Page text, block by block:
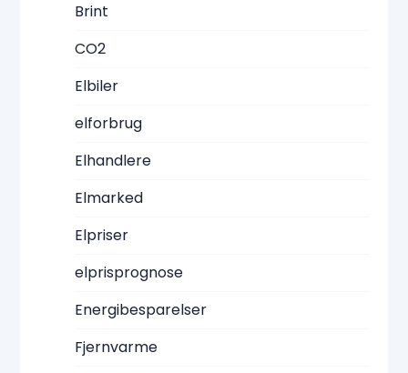
Brint
CO2
Elbiler
elforbrug
Elhandlere
Elmarked
Elpriser
elprisprognose
Energibesparelser
Fjernvarme